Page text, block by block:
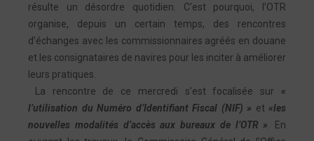
résulte un désordre quotidien. C’est pourquoi, l’OTR
organise, depuis un certain temps, des rencontres
d’échanges avec les commissionnaires agréés en douane
et les consignataires de navires pour les inciter à améliorer
leurs pratiques.
La rencontre de ce mercredi s’est focalisée sur «
l’utilisation du Numéro d’Identifiant Fiscal (NIF) » et «les
nouvelles modalités d’accès aux bureaux de l’OTR ». En